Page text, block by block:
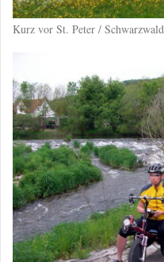
Kurz vor St. Peter / Schwarzwald